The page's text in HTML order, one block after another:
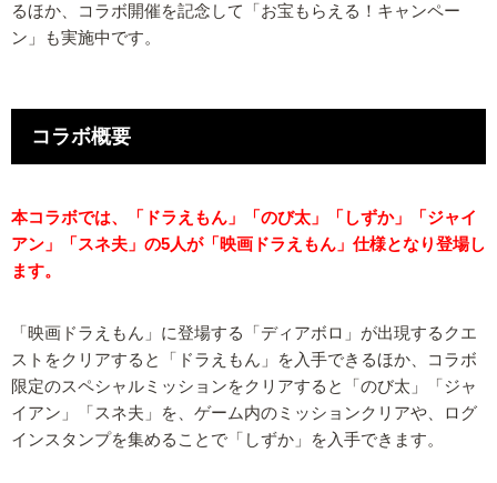
るほか、コラボ開催を記念して「お宝もらえる！キャンペー
ン」も実施中です。
コラボ概要
本コラボでは、「ドラえもん」「のび太」「しずか」「ジャイ
アン」「スネ夫」の5人が「映画ドラえもん」仕様となり登場し
ます。
「映画ドラえもん」に登場する「ディアボロ」が出現するクエ
ストをクリアすると「ドラえもん」を入手できるほか、コラボ
限定のスペシャルミッションをクリアすると「のび太」「ジャ
イアン」「スネ夫」を、ゲーム内のミッションクリアや、ログ
インスタンプを集めることで「しずか」を入手できます。